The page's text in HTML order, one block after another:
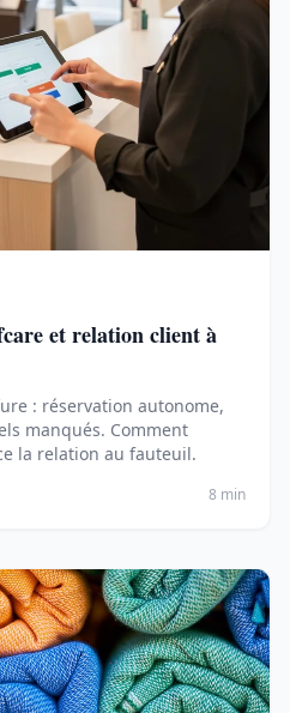
et relation client à
: réservation autonome,
manqués. Comment
la relation au fauteuil.
8 min